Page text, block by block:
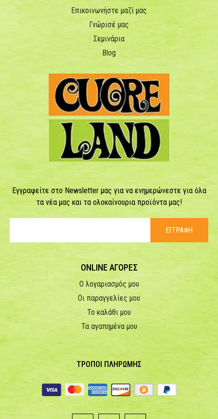
Επικοινωνήστε μαζί μας
Γνώρισέ μας
Σεμινάρια
Blog
Εγγραφείτε στο Newsletter μας για να ενημερώνεστε για όλα
τα νέα μας και τα ολοκαίνουρια προϊόντα μας!
ΕΓΓΡΑΦΗ
ONLINE ΑΓΟΡΕΣ
Ο λογαριασμός μου
Οι παραγγελίες μου
Το καλάθι μου
Τα αγαπημένα μου
ΤΡΟΠΟΙ ΠΛΗΡΩΜΗΣ